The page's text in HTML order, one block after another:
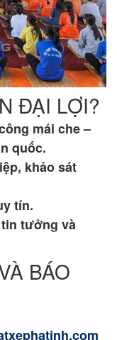
ĐẠI LỢI?
mái che –
quốc.
khảo sát
tín.
tưởng và
BÁO